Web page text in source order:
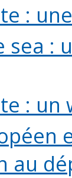
:
sea :
: un
au